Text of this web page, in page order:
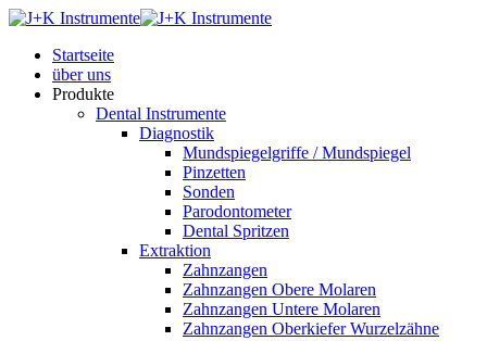
Startseite
über uns
Produkte
Dental Instrumente
Diagnostik
Mundspiegelgriffe / Mundspiegel
Pinzetten
Sonden
Parodontometer
Dental Spritzen
Extraktion
Zahnzangen
Zahnzangen Obere Molaren
Zahnzangen Untere Molaren
Zahnzangen Oberkiefer Wurzelzähne